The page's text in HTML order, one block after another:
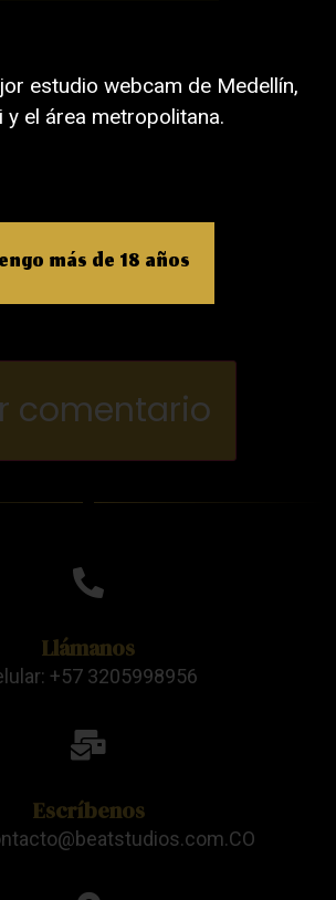
Llámanos
+57 3205998956
Escríbenos
estudio webcam de Medellín,
y el área metropolitana.
más de 18 años